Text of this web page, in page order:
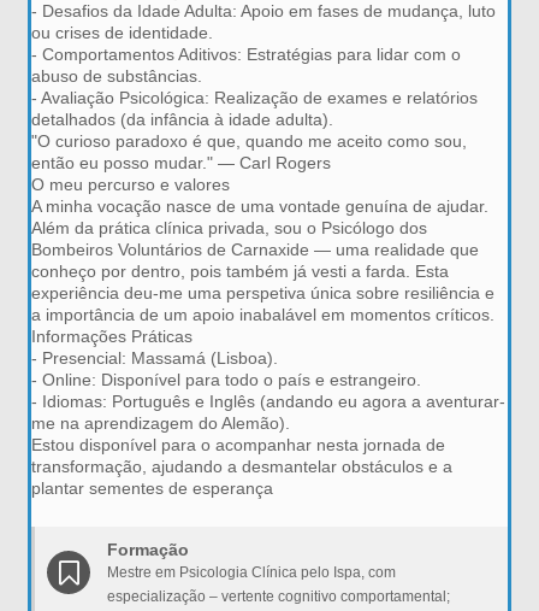
- Desafios da Idade Adulta: Apoio em fases de mudança, luto
ou crises de identidade.
- Comportamentos Aditivos: Estratégias para lidar com o
abuso de substâncias.
- Avaliação Psicológica: Realização de exames e relatórios
detalhados (da infância à idade adulta).
"O curioso paradoxo é que, quando me aceito como sou,
então eu posso mudar." — Carl Rogers
O meu percurso e valores
A minha vocação nasce de uma vontade genuína de ajudar.
Além da prática clínica privada, sou o Psicólogo dos
Bombeiros Voluntários de Carnaxide — uma realidade que
conheço por dentro, pois também já vesti a farda. Esta
experiência deu-me uma perspetiva única sobre resiliência e
a importância de um apoio inabalável em momentos críticos.
Informações Práticas
- Presencial: Massamá (Lisboa).
- Online: Disponível para todo o país e estrangeiro.
- Idiomas: Português e Inglês (andando eu agora a aventurar-
me na aprendizagem do Alemão).
Estou disponível para o acompanhar nesta jornada de
transformação, ajudando a desmantelar obstáculos e a
plantar sementes de esperança
Formação
Mestre em Psicologia Clínica pelo Ispa, com
especialização – vertente cognitivo comportamental;